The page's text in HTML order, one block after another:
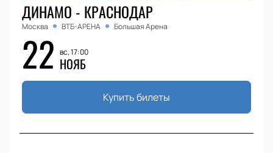
ДИНАМО - КРАСНОДАР
Москва ВТБ-АРЕНА Большая Арена
22 вс, 17:00
НОЯБ
Купить билеты